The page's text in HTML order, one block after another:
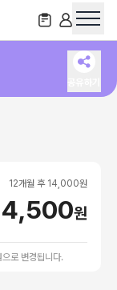
12개월 후 14,000원
4,500원
로 변경됩니다.